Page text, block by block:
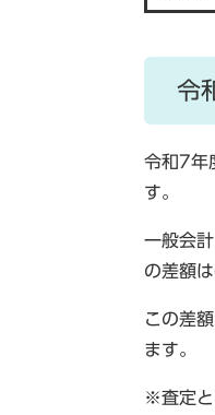
令
令和7年
す。
一般会
の差額
この差
ます。
※査定と